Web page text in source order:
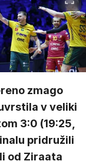
zmago
v veliki
3:0 (19:25,
pridružili
od Ziraata